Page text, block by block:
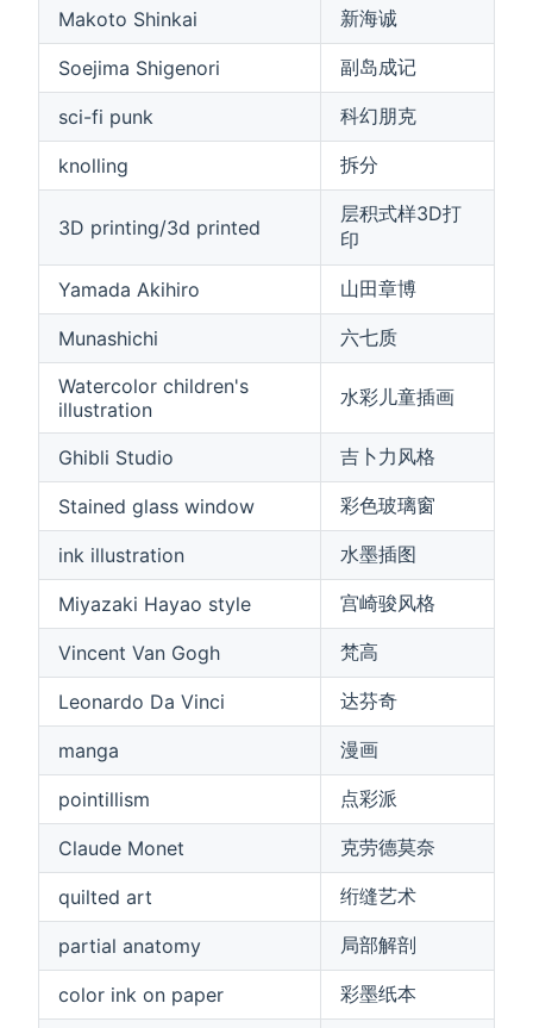
Makoto Shinkai 新海诚
Soejima Shigenori 副岛成记
sci-fi punk 科幻朋克
knolling 拆分
3D printing/3d printed
层积式样3D打
印
Yamada Akihiro 山田章博
Munashichi 六七质
Watercolor children's
illustration
水彩儿童插画
Ghibli Studio 吉卜力风格
Stained glass window 彩色玻璃窗
ink illustration 水墨插图
Miyazaki Hayao style 宫崎骏风格
Vincent Van Gogh 梵高
Leonardo Da Vinci 达芬奇
manga 漫画
pointillism 点彩派
Claude Monet 克劳德莫奈
quilted art 绗缝艺术
partial anatomy 局部解剖
color ink on paper 彩墨纸本